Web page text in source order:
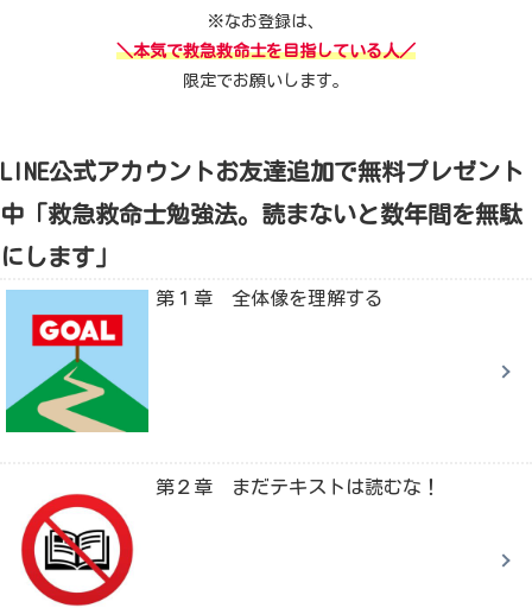
※なお登録は、
＼本気で救急救命士を目指している人／
限定でお願いします。
LINE公式アカウントお友達追加で無料プレゼント
中「救急救命士勉強法。読まないと数年間を無駄
にします」
第１章 全体像を理解する
第２章 まだテキストは読むな！